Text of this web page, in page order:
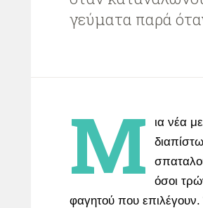
γεύματα παρά
Μ
ια νέα
όσοι
φαγητού που επιλέγουν.